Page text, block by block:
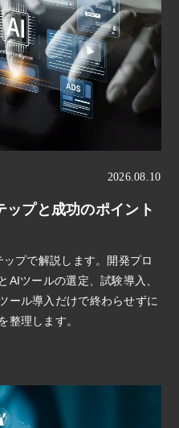
2026.08.10
プと成功のポイント
プで解説します。開発プロ
AIツールの選定、試験導入、
ール導入だけで終わらせずに
整理します。